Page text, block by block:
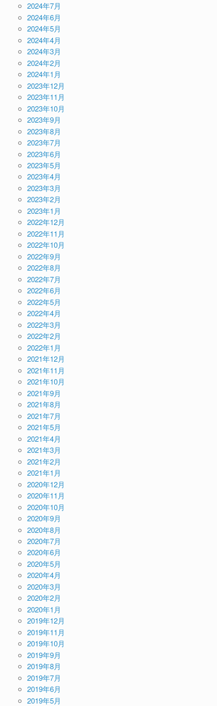
2024年7月
2024年6月
2024年5月
2024年4月
2024年3月
2024年2月
2024年1月
2023年12月
2023年11月
2023年10月
2023年9月
2023年8月
2023年7月
2023年6月
2023年5月
2023年4月
2023年3月
2023年2月
2023年1月
2022年12月
2022年11月
2022年10月
2022年9月
2022年8月
2022年7月
2022年6月
2022年5月
2022年4月
2022年3月
2022年2月
2022年1月
2021年12月
2021年11月
2021年10月
2021年9月
2021年8月
2021年7月
2021年5月
2021年4月
2021年3月
2021年2月
2021年1月
2020年12月
2020年11月
2020年10月
2020年9月
2020年8月
2020年7月
2020年6月
2020年5月
2020年4月
2020年3月
2020年2月
2020年1月
2019年12月
2019年11月
2019年10月
2019年9月
2019年8月
2019年7月
2019年6月
2019年5月